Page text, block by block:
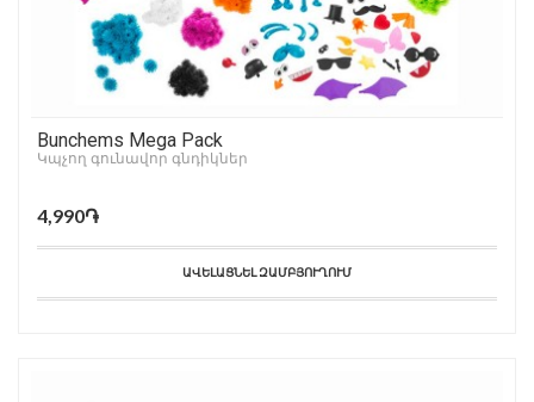
Bunchems Mega Pack
Կպչող գունավոր գնդիկներ
4,990֏
ԱՎԵԼԱՑՆԵԼ ԶԱՄԲՅՈՒՂՈՒՄ